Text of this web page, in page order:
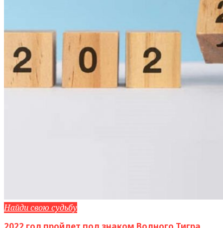
Найди свою судьбу